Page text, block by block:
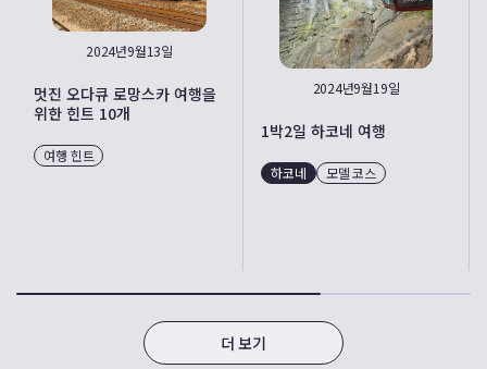
2024년9월13일
멋진 오다큐 로망스카 여행을
위한 힌트 10개
여행 힌트
2024년9월19일
1박2일 하코네 여행
하코네 모델 코스
더 보기